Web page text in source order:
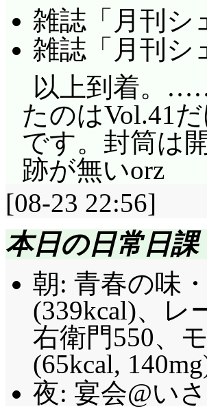
雑誌「月刊シ
雑誌「月刊シ
以上到着。
たのはVol.41
です。封筒は
跡が無いorz
[08-23 22:56]
本日の日常日課
朝: 青春の味
(339kcal)、レ
右衛門550、
(65kcal,
夜: 宴会@い